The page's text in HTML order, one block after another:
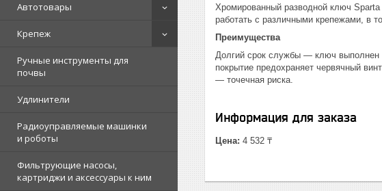
Автотовары
Крепеж
Ручные инструменты для
почвы
Удлинители
Радиоуправляемые машинки
и роботы
Фильтрующие насосы,
картриджи и аксессуары к ним
Хромированный разводной ключ
работать с различными крепежами, в
Преимущества
Долгий срок службы — ключ выполнен
покрытие предохраняет червячный
— точечная риска.
Информация для заказа
Цена: 4 532 ₸